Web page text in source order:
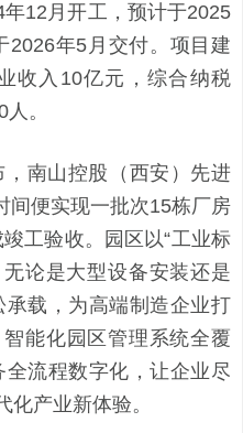
12月开工，预计于2025
2026年5月交付。项目建
收入10亿元，综合纳税
。
南山控股（西安）先进
间便实现一批次15栋厂房
工验收。园区以“工业标
论是大型设备安装还是
载，为高端制造企业打
能化园区管理系统全覆
流程数字化，让企业尽
化产业新体验。